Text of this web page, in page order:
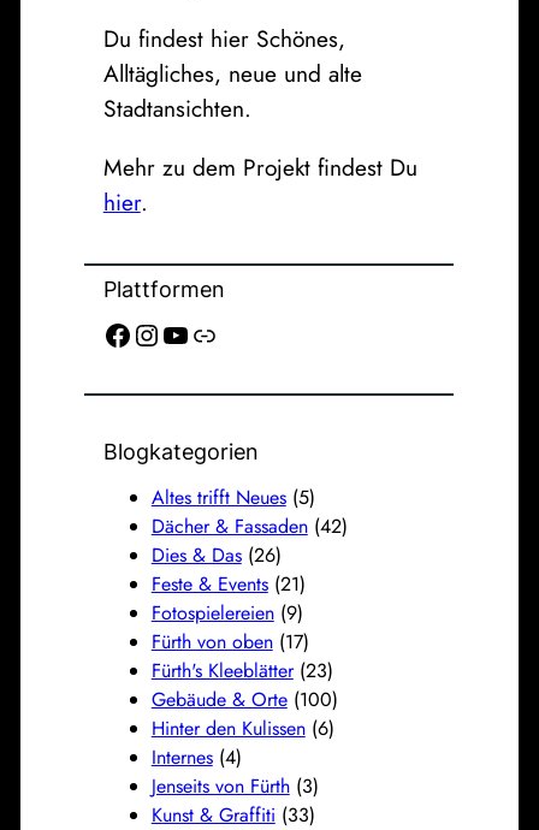
Du findest hier Schönes,
Alltägliches, neue und alte
Stadtansichten.
Mehr zu dem Projekt findest Du
hier.
Plattformen
Facebook Instagram YouTube Link
Blogkategorien
Altes trifft Neues(5)
Dächer & Fassaden(42)
Dies & Das(26)
Feste & Events(21)
Fotospielereien(9)
Fürth von oben(17)
Fürth's Kleeblätter(23)
Gebäude & Orte(100)
Hinter den Kulissen(6)
Internes(4)
Jenseits von Fürth(3)
Kunst & Graffiti (33)